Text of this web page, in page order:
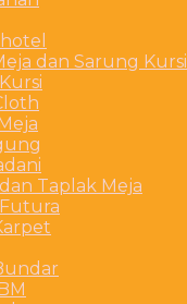
dan Sarung Kursi
Taplak Meja